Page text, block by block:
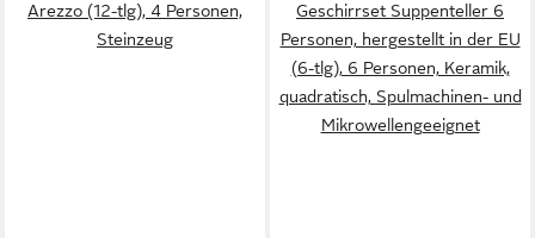
Arezzo (12-tlg), 4 Personen,
Steinzeug
Geschirrset Suppenteller 6
Personen, hergestellt in der EU
(6-tlg), 6 Personen, Keramik,
quadratisch, Spulmachinen- und
Mikrowellengeeignet